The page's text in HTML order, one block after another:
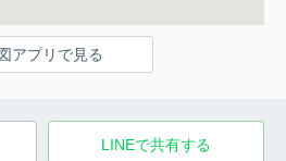
アプリで見る
LINEで共有する